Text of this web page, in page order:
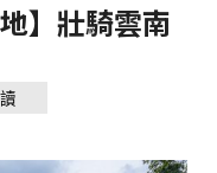
】壯騎雲南